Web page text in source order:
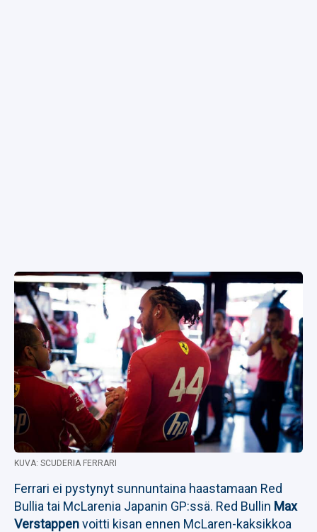
KUVA: SCUDERIA FERRARI
Ferrari ei pystynyt sunnuntaina haastamaan Red
Bullia tai McLarenia Japanin GP:ssä. Red Bullin Max
Verstappenvoitti kisan ennen McLaren-kaksikkoa